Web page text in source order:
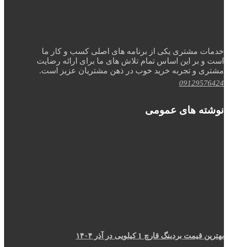
خدمات مشتری یکی از برنامه های اصلی کسب و کار ما
است و بر این اساس تمام تلاش های ما برای ارائه رضایت
مشتری و تجربه خرید خوب در ذهن مشتریان عزیز است.
09129576424
نوشته های عمومی
بهترین قیمت بردینگ قارچ 1 کیلویی در آذر ۱۴۰۴